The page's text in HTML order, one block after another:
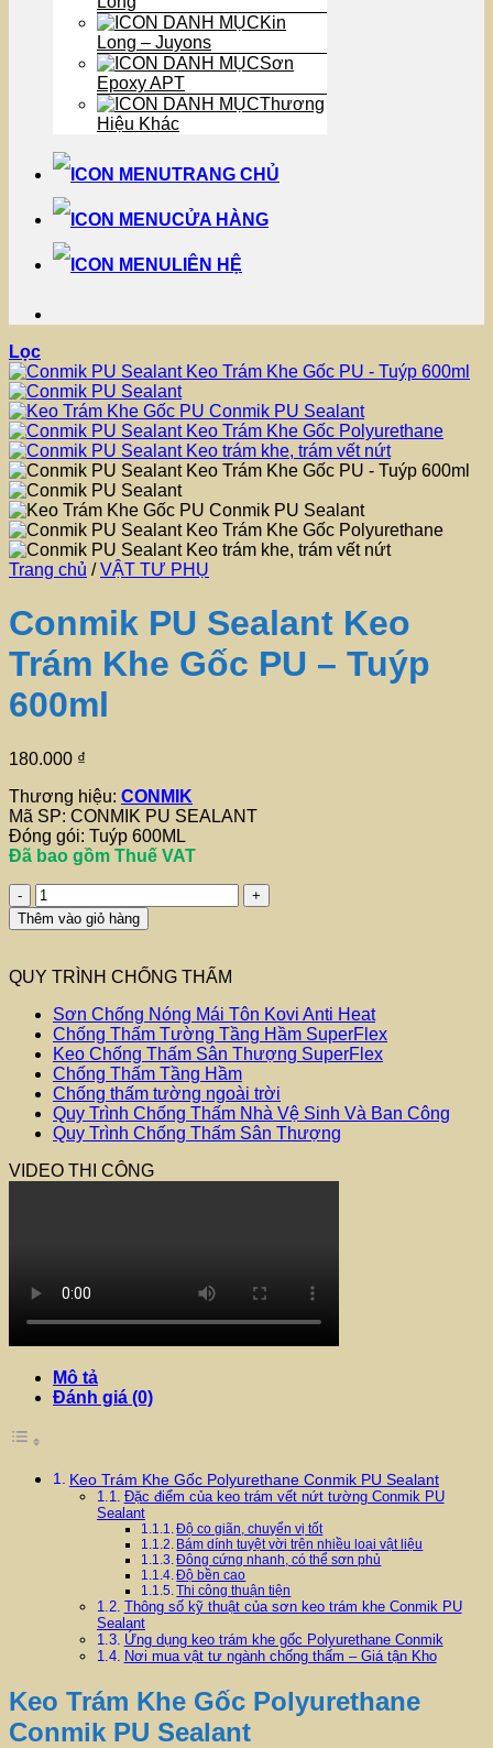
Kin
Long – Juyons
Sơn
Epoxy APT
Thương
Hiệu Khác
TRANG CHỦ
CỬA HÀNG
LIÊN HỆ
Lọc
Trang chủ / VẬT TƯ PHỤ
Conmik PU Sealant Keo
Trám Khe Gốc PU – Tuýp
600ml
180.000 ₫
Thương hiệu: CONMIK
Mã SP: CONMIK PU SEALANT
Đóng gói: Tuýp 600ML
Đã bao gồm Thuế VAT
Conmik
PU
Sealant
Trám
Gốc
PU
-
Tuýp
600ml
số
lượng
Thêm vào giỏ hàng
QUY TRÌNH CHỐNG THẤM
Sơn Chống Nóng Mái Tôn Kovi Anti Heat
Chống Thấm Tường Tầng Hầm SuperFlex
Keo Chống Thấm Sân Thượng SuperFlex
Chống Thấm Tầng Hầm
Chống thấm tường ngoài trời
Quy Trình Chống Thấm Nhà Vệ Sinh Và Ban Công
Quy Trình Chống Thấm Sân Thượng
VIDEO THI CÔNG
Mô tả
Đánh giá (0)
Keo Trám Khe Gốc Polyurethane Conmik PU Sealant
Đặc điểm của keo trám vết nứt tường Conmik PU
Sealant
Độ co giãn, chuyển vị tốt
Bám dính tuyệt vời trên nhiều loại vật liệu
Đông cứng nhanh, có thể sơn phủ
Độ bền cao
Thi công thuận tiện
Thông số kỹ thuật của sơn keo trám khe Conmik PU
Sealant
Ứng dụng keo trám khe gốc Polyurethane Conmik
Nơi mua vật tư ngành chống thấm – Giá tận Kho
Keo Trám Khe Gốc Polyurethane
Conmik PU Sealant